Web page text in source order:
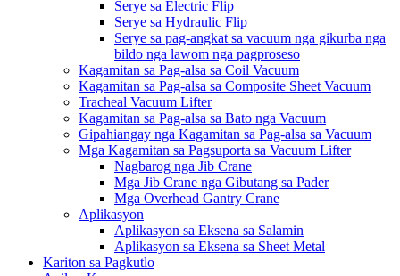
Serye sa Electric Flip
Serye sa Hydraulic Flip
Serye sa pag-angkat sa vacuum nga gikurba nga
bildo nga lawom nga pagproseso
Kagamitan sa Pag-alsa sa Coil Vacuum
Kagamitan sa Pag-alsa sa Composite Sheet Vacuum
Tracheal Vacuum Lifter
Kagamitan sa Pag-alsa sa Bato nga Vacuum
Gipahiangay nga Kagamitan sa Pag-alsa sa Vacuum
Mga Kagamitan sa Pagsuporta sa Vacuum Lifter
Nagbarog nga Jib Crane
Mga Jib Crane nga Gibutang sa Pader
Mga Overhead Gantry Crane
Aplikasyon
Aplikasyon sa Eksena sa Salamin
Aplikasyon sa Eksena sa Sheet Metal
Kariton sa Pagkutlo